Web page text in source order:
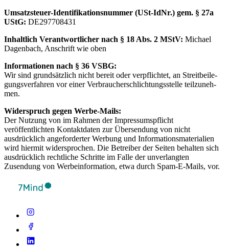
Umsatzs­teuer-Iden­ti­fi­ka­tions­num­mer (USt-IdNr.) gem. § 27a
UStG: DE297708431
Inhalt­lich Verant­wort­li­cher nach § 18 Abs. 2 MStV: Michael
Dagenbach, Anschrift wie oben
Infor­ma­tio­nen nach § 36 VSBG:
Wir sind grund­sätz­lich nicht bereit oder verp­flich­tet, an Streit­bei­le­
gung­sver­fah­ren vor einer Ver­brau­cher­schlich­tungs­s­telle teil­zu­neh­
men.
Widerspruch gegen Werbe-Mails:
Der Nutzung von im Rahmen der Impressumspflicht
veröffentlichten Kontaktdaten zur Übersendung von nicht
ausdrücklich angeforderter Werbung und Informationsmaterialien
wird hiermit widersprochen. Die Betreiber der Seiten behalten sich
ausdrücklich rechtliche Schritte im Falle der unverlangten
Zusendung von Werbeinformation, etwa durch Spam-E-Mails, vor.